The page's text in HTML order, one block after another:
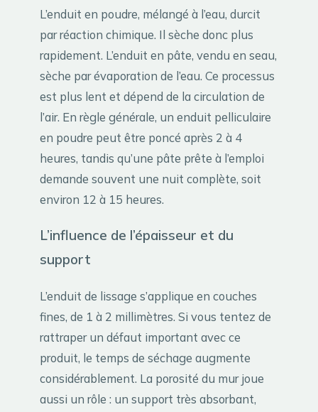
L’enduit en poudre, mélangé à l’eau, durcit
par réaction chimique. Il sèche donc plus
rapidement. L’enduit en pâte, vendu en seau,
sèche par évaporation de l’eau. Ce processus
est plus lent et dépend de la circulation de
l’air. En règle générale, un enduit pelliculaire
en poudre peut être poncé après 2 à 4
heures, tandis qu’une pâte prête à l’emploi
demande souvent une nuit complète, soit
environ 12 à 15 heures.
L’influence de l’épaisseur et du
support
L’enduit de lissage s’applique en couches
fines, de 1 à 2 millimètres. Si vous tentez de
rattraper un défaut important avec ce
produit, le temps de séchage augmente
considérablement. La porosité du mur joue
aussi un rôle : un support très absorbant,